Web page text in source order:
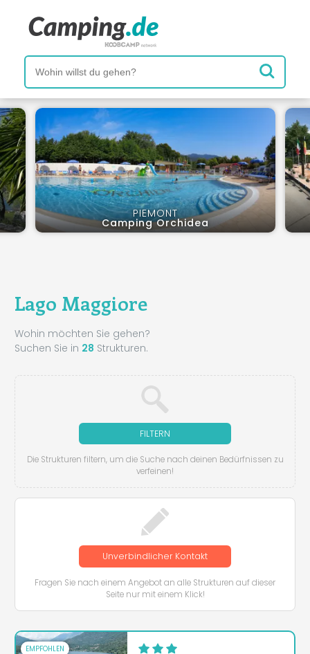
PIEMONT
Camping Orchidea
Lago Maggiore
Wohin möchten Sie gehen?
Suchen Sie in 28 Strukturen.
FILTERN
Die Strukturen filtern, um die Suche nach deinen Bedürfnissen zu
verfeinen!
Unverbindlicher Kontakt
Fragen Sie nach einem Angebot an alle Strukturen auf dieser
Seite nur mit einem Klick!
EMPFOHLEN